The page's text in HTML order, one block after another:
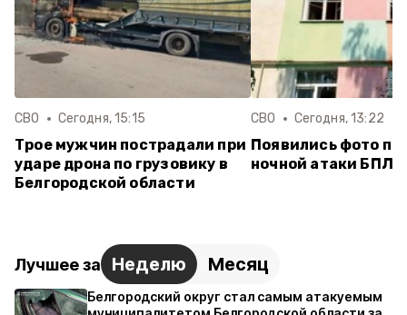
СВО Сегодня, 15:15
Трое мужчин пострадали при
ударе дрона по грузовику в
Белгородской области
СВО Сегодня, 13:22
Появились фото
ночной атаки БПЛА
Лучшее за Неделю Месяц
Белгородский округ стал самым атакуемым